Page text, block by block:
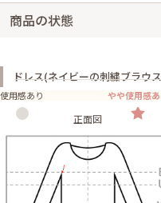
商品の状態
ドレス(ネイビーの刺繍ブラウ
使用感あり やや使用感あ
正面図